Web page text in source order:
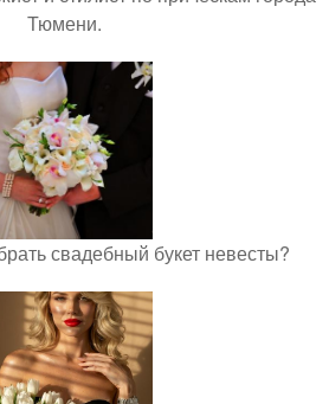
Тюмени.
свадебный букет невесты?